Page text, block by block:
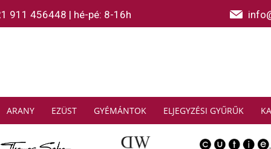
911 456448 | hé-pé: 8-16h
ARANY EZÜST GYÉMÁNTOK ELJEGYZÉSI GYŰRŰK